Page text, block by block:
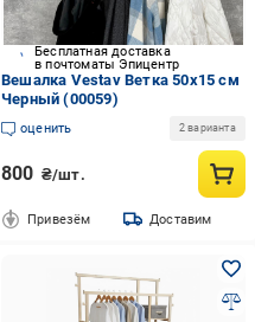
Бесплатная доставка
в почтоматы Эпицентр
Вешалка Vestav Ветка 50х15 см
Черный (00059)
оценить 2 варианта
800 ₴/шт.
Привезём Доставим